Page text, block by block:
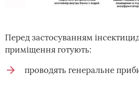
Перед застосуванням
приміщення готують:
проводять генеральне